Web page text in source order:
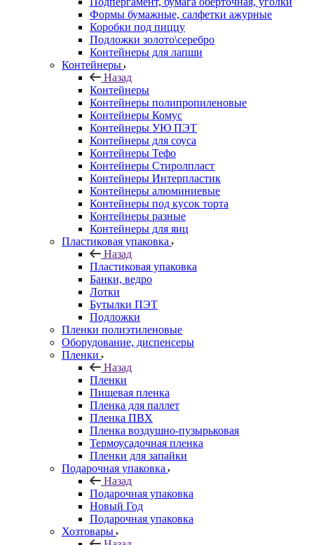
Формы бумажные, салфетки ажурные
Коробки под пиццу
Подложки золото\серебро
Контейнеры для лапши
Контейнеры
Назад
Контейнеры
Контейнеры полипропиленовые
Контейнеры Комус
Контейнеры УЮ ПЭТ
Контейнеры для соуса
Контейнеры Тефо
Контейнеры Стиролпласт
Контейнеры Интерпластик
Контейнеры алюминиевые
Контейнеры под кусок торта
Контейнеры разные
Контейнеры для яиц
Пластиковая упаковка
Назад
Пластиковая упаковка
Банки, ведро
Лотки
Бутылки ПЭТ
Подложки
Пленки полиэтиленовые
Оборудование, диспенсеры
Пленки
Назад
Пленки
Пищевая пленка
Пленка для паллет
Пленка ПВХ
Пленка воздушно-пузырьковая
Термоусадочная пленка
Пленки для запайки
Подарочная упаковка
Назад
Подарочная упаковка
Новый Год
Подарочная упаковка
Хозтовары